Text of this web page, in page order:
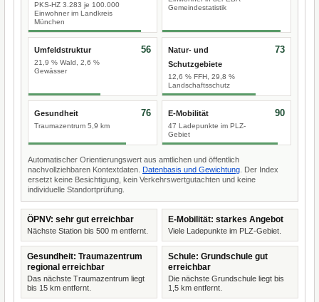
PKS-HZ 3.283 je 100.000
Einwohner im Landkreis
München
Gemeindestatistik
Umfeldstruktur
21,9 % Wald, 2,6 %
Gewässer
56
Natur- und
Schutzgebiete
12,6 % FFH, 29,8 %
Landschaftsschutz
73
Gesundheit
Traumazentrum 5,9 km
76 E-Mobilität
47 Ladepunkte im PLZ-
Gebiet
90
Automatischer Orientierungswert aus amtlichen und öffentlich
nachvollziehbaren Kontextdaten. Datenbasis und Gewichtung . Der Index
ersetzt keine Besichtigung, kein Verkehrswertgutachten und keine
individuelle Standortprüfung.
ÖPNV: sehr gut erreichbar
Nächste Station bis 500 m entfernt.
E-Mobilität: starkes Angebot
Viele Ladepunkte im PLZ-Gebiet.
Gesundheit: Traumazentrum
regional erreichbar
Das nächste Traumazentrum liegt
bis 15 km entfernt.
Schule: Grundschule gut
erreichbar
Die nächste Grundschule liegt bis
1,5 km entfernt.